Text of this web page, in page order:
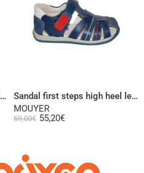
Closed sandal first step leather high heel olive green Sandal first steps high heel leather blue
MOUYER
69,00€ 55,20€